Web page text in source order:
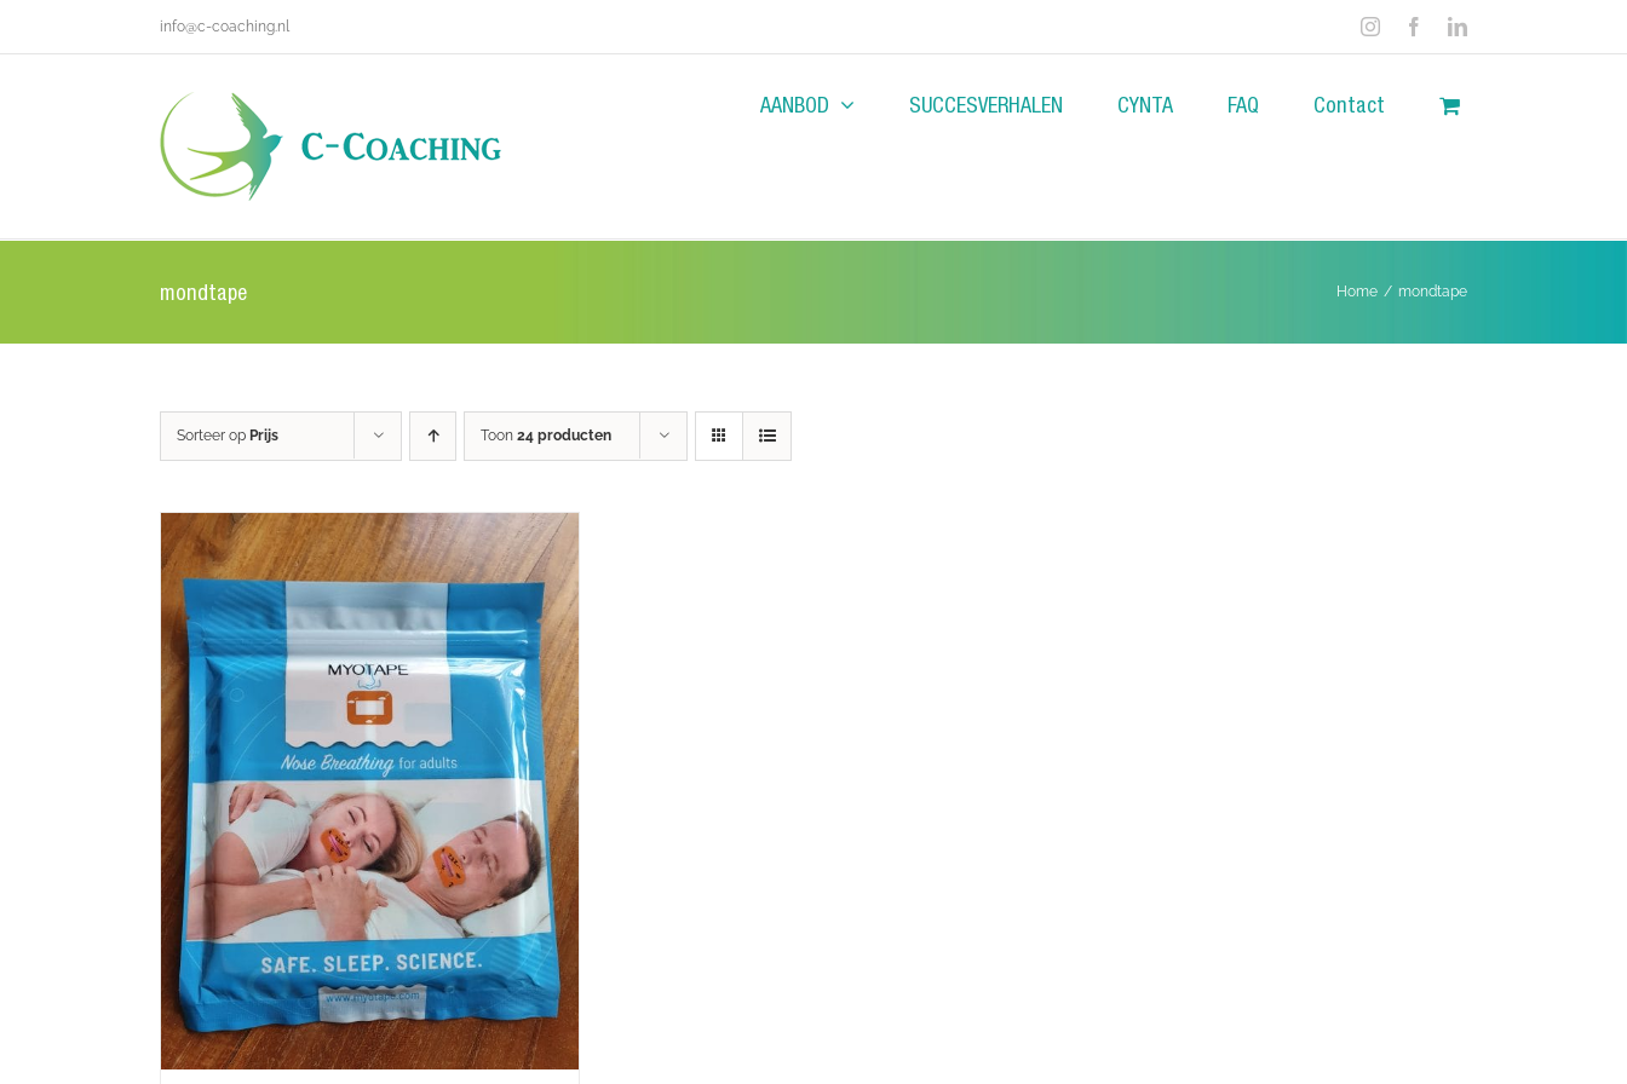
info@c-coaching.nl InstagramFacebookLinkedIn
AANBOD SUCCESVERHALEN CYNTA FAQ Contact
mondtape Home / mondtape
Sorteer op Prijs Toon 24 producten